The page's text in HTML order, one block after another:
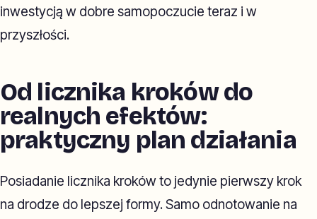
inwestycją w dobre samopoczucie teraz i w
przyszłości.
Od licznika kroków do
realnych efektów:
praktyczny plan działania
Posiadanie licznika kroków to jedynie pierwszy krok
na drodze do lepszej formy. Samo odnotowanie na